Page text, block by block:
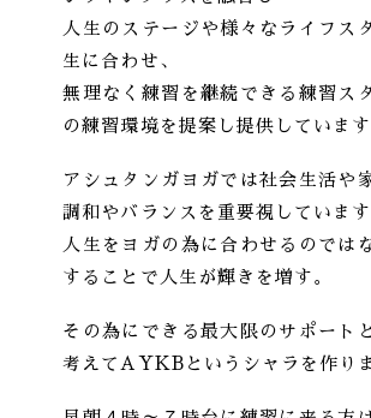
人生のステージや様々なライフス
生に合わせ、
無理なく練習を継続できる練習ス
の練習環境を提案し提供しています
アシュタンガヨガでは社会生活や
調和やバランスを重要視しています
人生をヨガの為に合わせるのでは
することで人生が輝きを増す。
その為にできる最大限のサポート
考えてAYKBというシャラを作り